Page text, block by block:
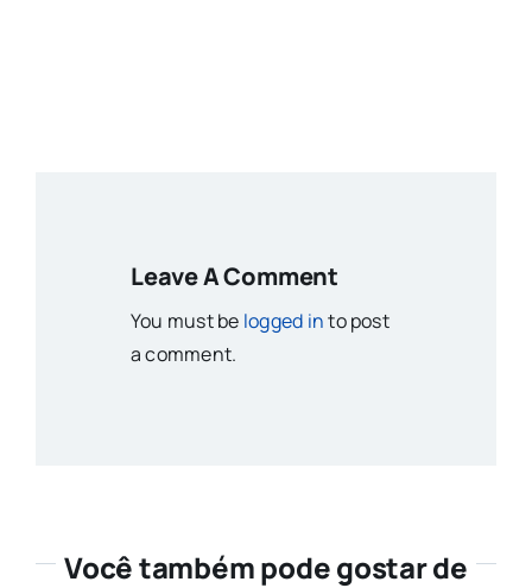
Leave A Comment
You must be logged into post
a comment.
Você também pode gostar de